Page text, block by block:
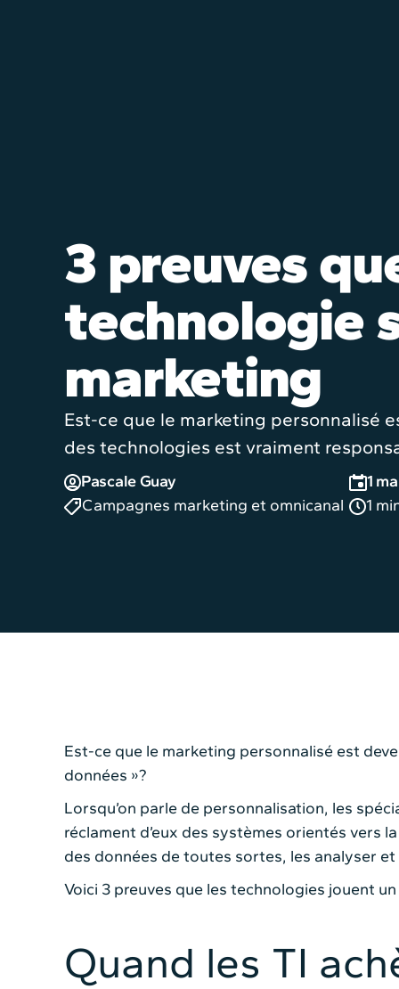
3 preuves
technologie
marketing
Est-ce que le marketing personnalisé
des technologies est vraiment
Pascale Guay
1
Campagnes marketing et omnicanal
1
Est-ce que le marketing personnalisé est
données »?
Lorsqu’on parle de personnalisation, les
réclament d’eux des systèmes orientés vers
des données de toutes sortes, les analyser
Voici 3 preuves que les technologies jouent
Quand les TI